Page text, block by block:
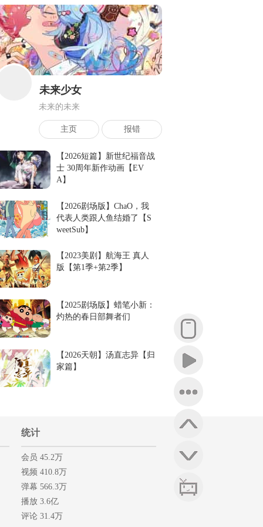
未来少女
未来的未来
主页 报错
【2026短篇】新世纪福音战
士 30周年新作动画【EV
A】
【2026剧场版】ChaO，我
代表人类跟人鱼结婚了【S
weetSub】
【2023美剧】航海王 真人
版【第1季+第2季】
【2025剧场版】蜡笔小新：
灼热的春日部舞者们
【2026天朝】汤直志异【归
家篇】
统计
会员 45.2万
视频 410.8万
弹幕 566.3万
播放 3.6亿
评论 31.4万